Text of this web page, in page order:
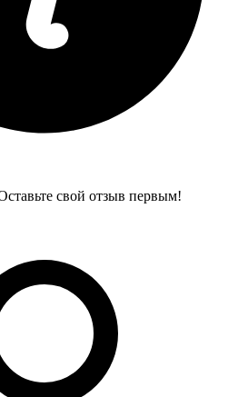
свой отзыв первым!